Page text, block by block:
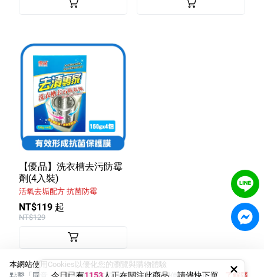
【優品】洗衣槽去污防霉
劑(4入裝)
活氧去垢配方 抗菌防霉
NT$119 起
NT$129
本網站使用Cookies以優化您的瀏覽與購物體驗